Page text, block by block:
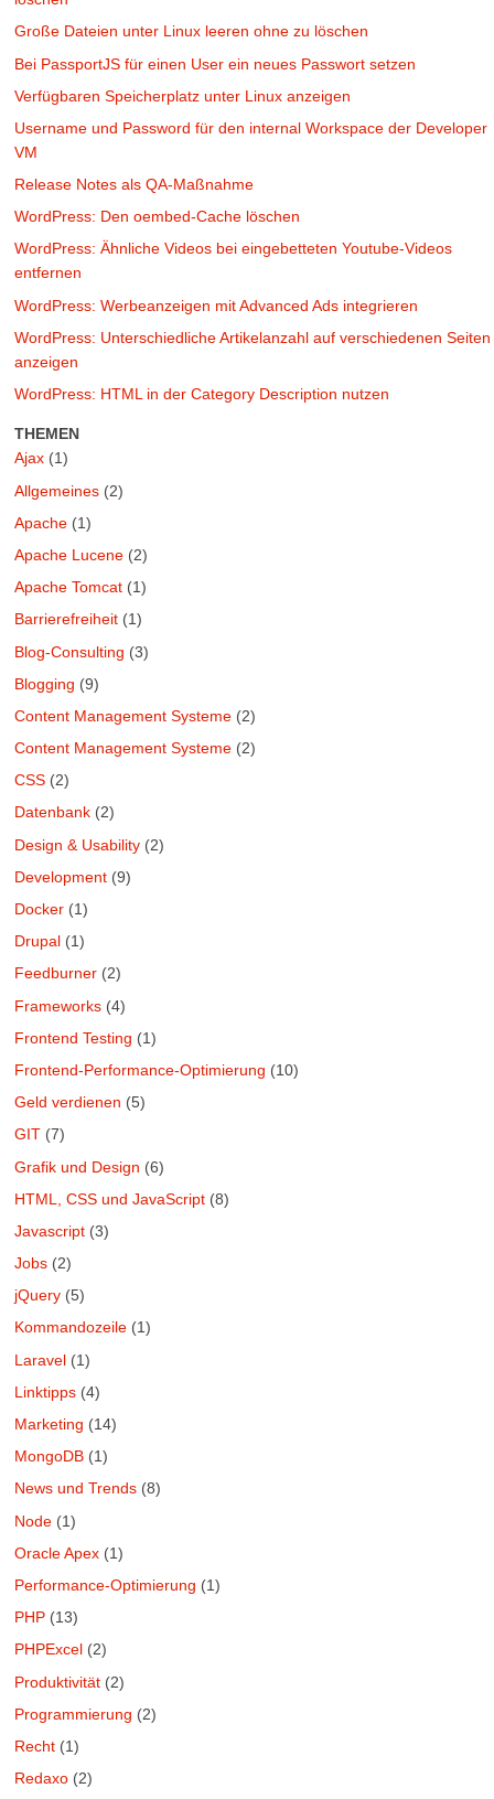
Große Dateien unter Linux leeren ohne zu löschen
Bei PassportJS für einen User ein neues Passwort setzen
Verfügbaren Speicherplatz unter Linux anzeigen
Username und Password für den internal Workspace der Developer
VM
Release Notes als QA-Maßnahme
WordPress: Den oembed-Cache löschen
WordPress: Ähnliche Videos bei eingebetteten Youtube-Videos
entfernen
WordPress: Werbeanzeigen mit Advanced Ads integrieren
WordPress: Unterschiedliche Artikelanzahl auf verschiedenen Seiten
anzeigen
WordPress: HTML in der Category Description nutzen
THEMEN
Ajax (1)
Allgemeines (2)
Apache (1)
Apache Lucene (2)
Apache Tomcat (1)
Barrierefreiheit (1)
Blog-Consulting (3)
Blogging (9)
Content Management Systeme (2)
Content Management Systeme (2)
CSS (2)
Datenbank (2)
Design & Usability (2)
Development (9)
Docker (1)
Drupal (1)
Feedburner (2)
Frameworks (4)
Frontend Testing (1)
Frontend-Performance-Optimierung (10)
Geld verdienen (5)
GIT (7)
Grafik und Design (6)
HTML, CSS und JavaScript (8)
Javascript (3)
Jobs (2)
jQuery (5)
Kommandozeile (1)
Laravel (1)
Linktipps (4)
Marketing (14)
MongoDB (1)
News und Trends (8)
Node (1)
Oracle Apex (1)
Performance-Optimierung (1)
PHP (13)
PHPExcel (2)
Produktivität (2)
Programmierung (2)
Recht (1)
Redaxo (2)